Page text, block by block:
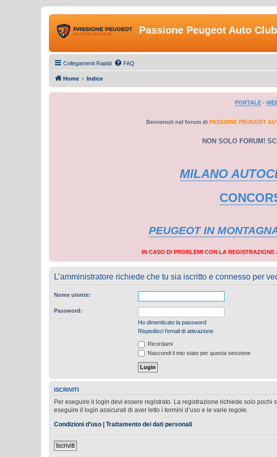
Passione Peugeot Auto
Collegamenti Rapidi FAQ
Home Indice
PORTALE -
Benvenuti nel forum di PASSIONE PEUGEOT
NON SOLO FORUM!
MILANO
PEUGEOT IN
IN CASO DI PROBLEMI CON LA REGISTRAZIONE
L’amministratore richiede che tu sia iscritto e connesso per
Nome utente:
Password:
Ho dimenticato la password
Rispedisci l’email di attivazione
Ricordami
Nascondi il mio stato per questa sessione
ISCRIVITI
Per eseguire il login devi essere registrato. La registrazione richiede solo pochi
eseguire il login assicurati di aver letto i termini d’uso e le varie regole.
Condizioni d’uso | Trattamento dei dati personali
Iscriviti